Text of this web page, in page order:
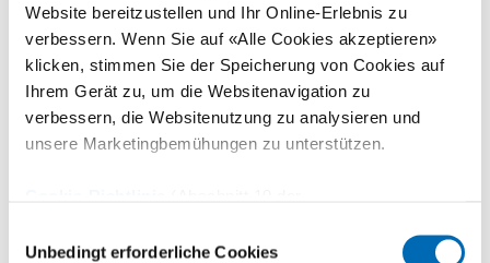
Website bereitzustellen und Ihr Online-Erlebnis zu
verbessern. Wenn Sie auf «Alle Cookies akzeptieren»
klicken, stimmen Sie der Speicherung von Cookies auf
Ihrem Gerät zu, um die Websitenavigation zu
verbessern, die Websitenutzung zu analysieren und
unsere Marketingbemühungen zu unterstützen.
Unbedingt erforderliche Cookies
Malignes neuroleptisches Syndrom nach 30-jähriger
Behandlung mit Clozapin: Eine seltene Differenzialdiagnose
auf der Intensivstation. Anästhesiol Intensivmed Notfallmed
Schmerztherapie (ains 2006; 41: 125 - 127)
Sturz Risiken kennen und minimieren. Antworten auf Fragen